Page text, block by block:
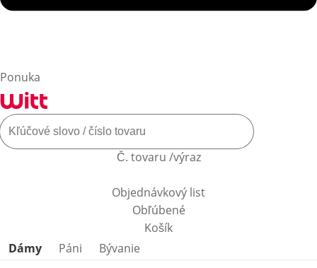
Ponuka
Č. tovaru /výraz
Objednávkový list
Obľúbené
Košík
Preskočiť kategórie produktov
Dámy Páni
Bývanie